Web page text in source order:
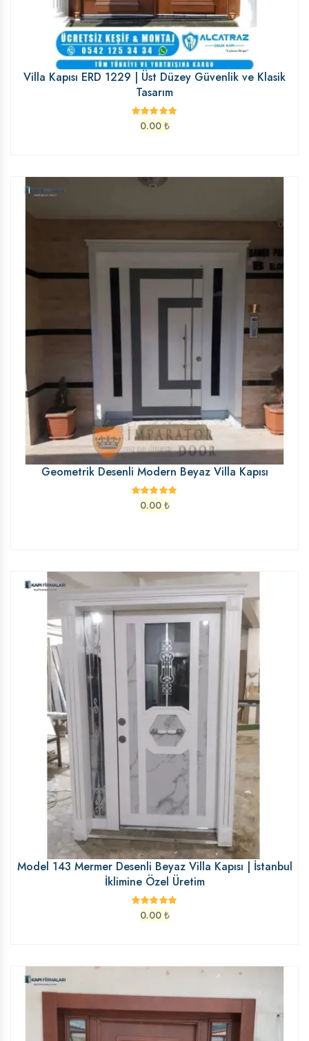
Villa Kapısı ERD 1229 | Üst Düzey Güvenlik ve Klasik
Tasarım
0.00 ₺
Geometrik Desenli Modern Beyaz Villa Kapısı
0.00 ₺
Model 143 Mermer Desenli Beyaz Villa Kapısı | İstanbul
İklimine Özel Üretim
0.00 ₺